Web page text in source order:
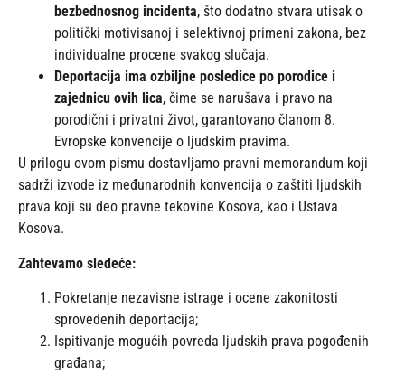
bezbednosnog incidenta, što dodatno stvara utisak o
politički motivisanoj i selektivnoj primeni zakona, bez
individualne procene svakog slučaja.
Deportacija ima ozbiljne posledice po porodice i
zajednicu ovih lica, čime se narušava i pravo na
porodični i privatni život, garantovano članom 8.
Evropske konvencije o ljudskim pravima.
U prilogu ovom pismu dostavljamo pravni memorandum koji
sadrži izvode iz međunarodnih konvencija o zaštiti ljudskih
prava koji su deo pravne tekovine Kosova, kao i Ustava
Kosova.
Zahtevamo sledeće:
Pokretanje nezavisne istrage i ocene zakonitosti
sprovedenih deportacija;
Ispitivanje mogućih povreda ljudskih prava pogođenih
građana;